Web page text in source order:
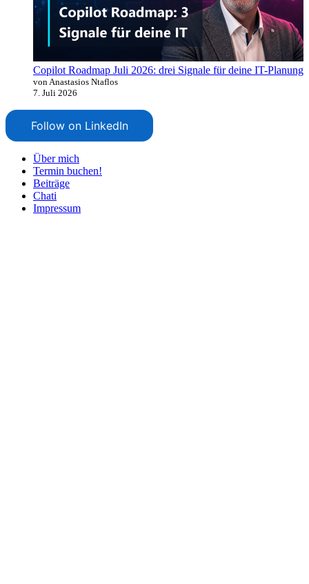
Copilot Roadmap Juli 2026: drei Signale für deine IT-Planung
von Anastasios Ntaflos
7. Juli 2026
Follow on LinkedIn
Über mich
Termin buchen!
Beiträge
Chati
Impressum